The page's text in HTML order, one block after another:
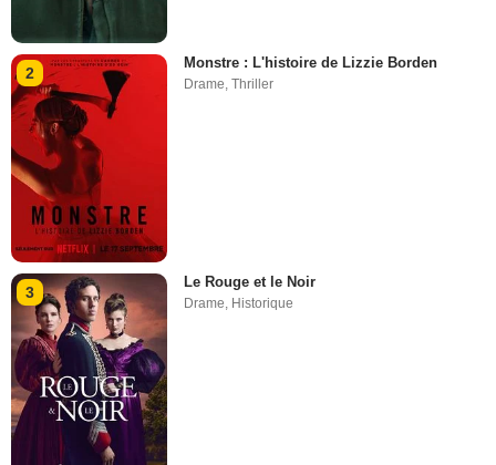
2
Monstre : L'histoire de Lizzie Borden
Drame,Thriller
3
Le Rouge et le Noir
Drame, Historique